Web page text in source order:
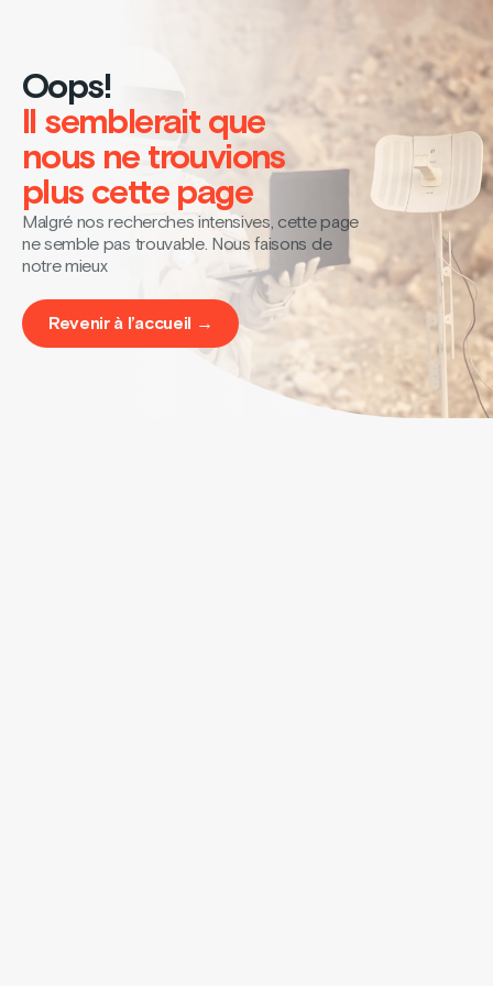
Oops!
Il semblerait que
nous ne trouvions
plus cette page
Malgré nos recherches intensives, cette page
ne semble pas trouvable. Nous faisons de
notre mieux
Revenir à l’accueil →